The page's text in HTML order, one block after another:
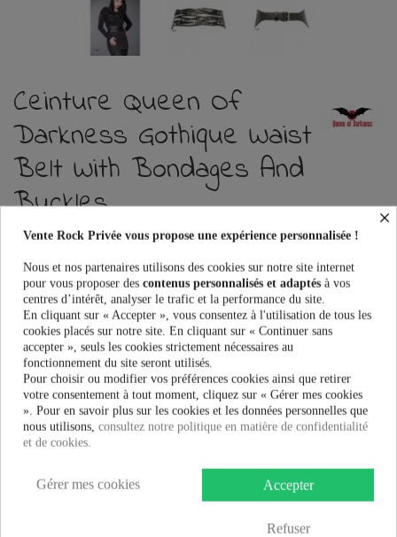
Ceinture Queen Of
Darkness Gothique Waist
Belt With Bondages And
Buckles
Référence :ABE-374/14
Ceinture Queen Of Darkness Gothique Waist Belt With Bondages And
Buckles au meilleur prix. Vente Rock Privée le spécialiste des accessoires
Rock, Pinup, Rockabilly, Rétro, Glamour, Gothique, Punk, Lolita,
Kawaii et bien plus encore...
Ce produit n'est plus en stock
PRÉVENEZ-MOI LORSQUE LE PRODUIT EST DISPONIBLE
29,90 €
×
Vente Rock Privée vous propose une expérience personnalisée !
Nous et nos partenaires utilisons des cookies sur notre site internet
pour vous proposer des contenus personnalisés et adaptés à vos
centres d’intérêt, analyser le trafic et la performance du site.
En cliquant sur « Accepter », vous consentez à l'utilisation de tous les
cookies placés sur notre site. En cliquant sur « Continuer sans
accepter », seuls les cookies strictement nécessaires au
fonctionnement du site seront utilisés.
Pour choisir ou modifier vos préférences cookies ainsi que retirer
votre consentement à tout moment, cliquez sur « Gérer mes cookies
». Pour en savoir plus sur les cookies et les données personnelles que
nous utilisons, consultez notre politique en matière de confidentialité
et de cookies.
Accepter
Refuser
Gérer mes cookies